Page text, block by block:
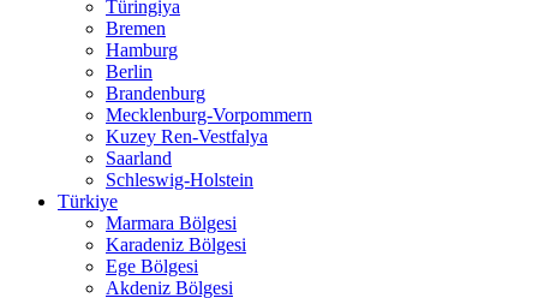
Türingiya
Bremen
Hamburg
Berlin
Brandenburg
Mecklenburg-Vorpommern
Kuzey Ren-Vestfalya
Saarland
Schleswig-Holstein
Türkiye
Marmara Bölgesi
Karadeniz Bölgesi
Ege Bölgesi
Akdeniz Bölgesi